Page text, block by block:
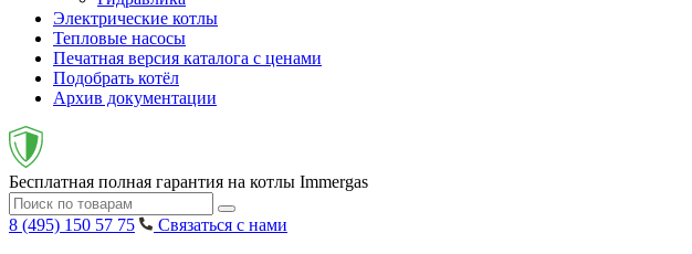
Электрические котлы
Тепловые насосы
Печатная версия каталога с ценами
Подобрать котёл
Архив документации
Бесплатная полная гарантия на котлы Immergas
8 (495) 150 57 75
Связаться с нами